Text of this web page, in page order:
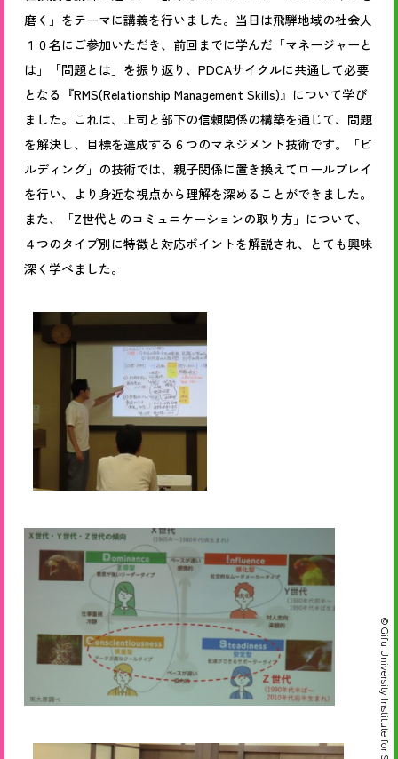
磨く」をテーマに講義を行いました。当日は飛騨地域の社会人
１０名にご参加いただき、前回までに学んだ「マネージャーと
は」「問題とは」を振り返り、PDCAサイクルに共通して必要
となる『RMS(Relationship Management Skills)』について学び
ました。これは、上司と部下の信頼関係の構築を通じて、問題
を解決し、目標を達成する６つのマネジメント技術です。「ビ
ルディング」の技術では、親子関係に置き換えてロールプレイ
を行い、より身近な視点から理解を深めることができました。
また、「Z世代とのコミュニケーションの取り方」について、
４つのタイプ別に特徴と対応ポイントを解説され、とても興味
深く学べました。
© Gifu University Institute for SPARC-GIFU